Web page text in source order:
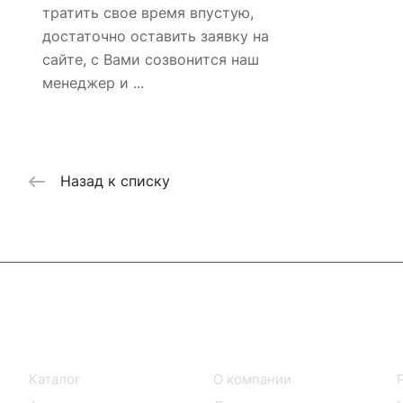
тратить свое время впустую,
достаточно оставить заявку на
сайте, с Вами созвонится наш
менеджер и ...
Назад к списку
Каталог
О компании